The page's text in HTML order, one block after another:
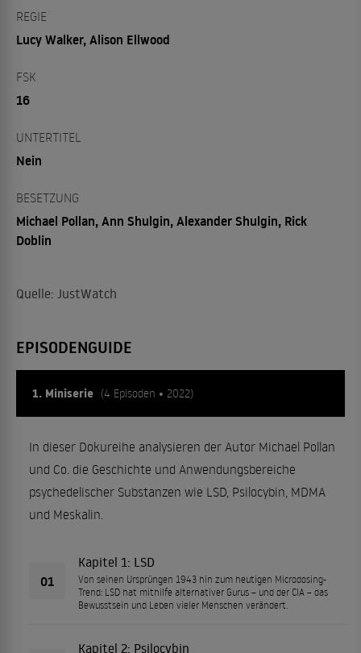
REGIE
Lucy Walker, Alison Ellwood
FSK
16
UNTERTITEL
Nein
BESETZUNG
Michael Pollan, Ann Shulgin, Alexander Shulgin, Rick
Doblin
Quelle: JustWatch
EPISODENGUIDE
1. Miniserie (4 Episoden • 2022)
In dieser Dokureihe analysieren der Autor Michael Pollan
und Co. die Geschichte und Anwendungsbereiche
psychedelischer Substanzen wie LSD, Psilocybin, MDMA
und Meskalin.
01
Kapitel 1: LSD
Von seinen Ursprüngen 1943 hin zum heutigen Microdosing-
Trend: LSD hat mithilfe alternativer Gurus – und der CIA – das
Bewusstsein und Leben vieler Menschen verändert.
Kapitel 2: Psilocybin